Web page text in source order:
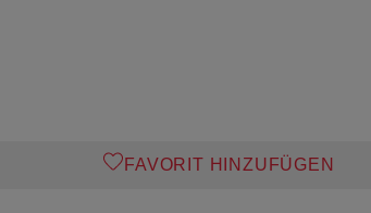
FAVORIT HINZUFÜGEN